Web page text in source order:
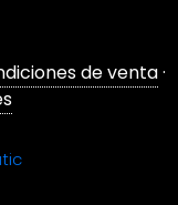
de venta·